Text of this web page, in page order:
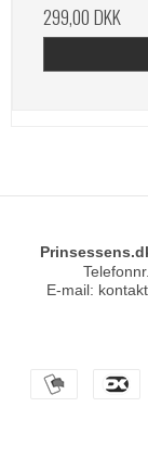
299,00 DKK
Telefonnr.
E-mail: